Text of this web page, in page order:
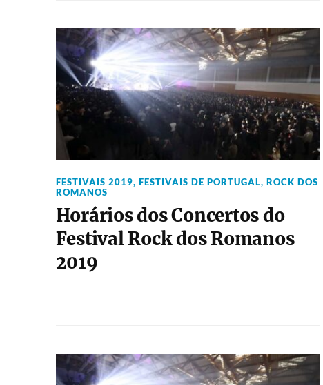
FESTIVAIS 2019, FESTIVAIS DE PORTUGAL, ROCK DOS
ROMANOS
Horários dos Concertos do
Festival Rock dos Romanos
2019